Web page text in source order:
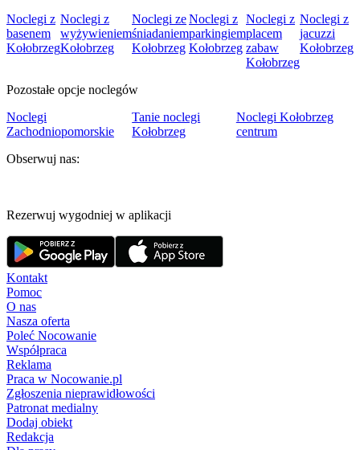
Noclegi z
basenem
Kołobrzeg
Noclegi z
wyżywieniem
Kołobrzeg
Noclegi ze
śniadaniem
Kołobrzeg
Noclegi z
parkingiem
Kołobrzeg
Noclegi z
placem
zabaw
Kołobrzeg
Noclegi z
jacuzzi
Kołobrzeg
Pozostałe opcje noclegów
Noclegi
Zachodniopomorskie
Tanie noclegi
Kołobrzeg
Noclegi Kołobrzeg
centrum
Obserwuj nas:
Rezerwuj wygodniej w aplikacji
Kontakt
Pomoc
O nas
Nasza oferta
Poleć Nocowanie
Współpraca
Reklama
Praca w Nocowanie.pl
Zgłoszenia nieprawidłowości
Patronat medialny
Dodaj obiekt
Redakcja